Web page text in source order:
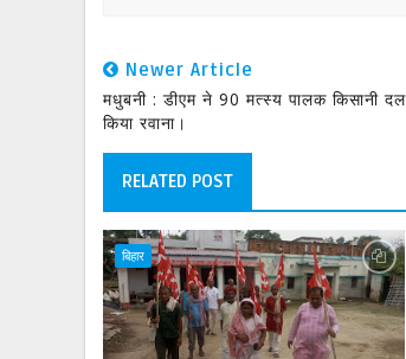
Newer Article
मधुबनी : डीएम ने 90 मत्स्य पालक किसानी
किया रवाना।
RELATED POST
बिहार